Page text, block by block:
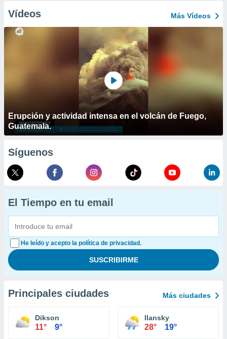
Vídeos Más Vídeos
Erupción y actividad intensa en el volcán de Fuego,
Guatemala.
Síguenos
El Tiempo en tu email
He leído y acepto la política de privacidad.
Principales ciudades Más ciudades
Dikson
11° 9°
Ilansky
28° 19°